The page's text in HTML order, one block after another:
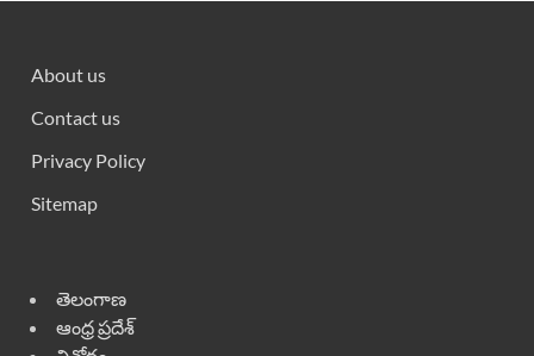
About us
Contact us
Privacy Policy
Sitemap
తెలంగాణ
ఆంధ్ర ప్రదేశ్